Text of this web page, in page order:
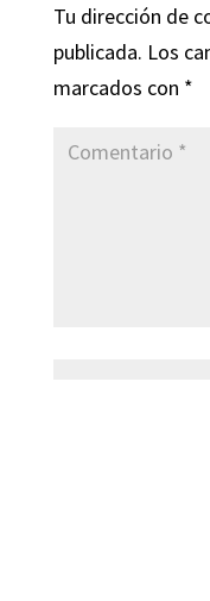
Tu dirección de
publicada. Los
marcados con *